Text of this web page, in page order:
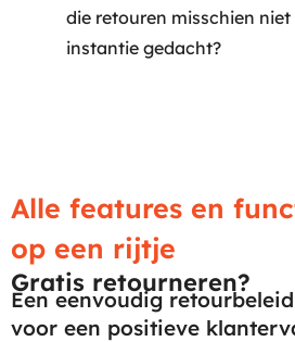
die retouren misschien niet
instantie gedacht?
Alle features en
op een rijtje
Gratis retourneren?
Een eenvoudig
voor een positieve